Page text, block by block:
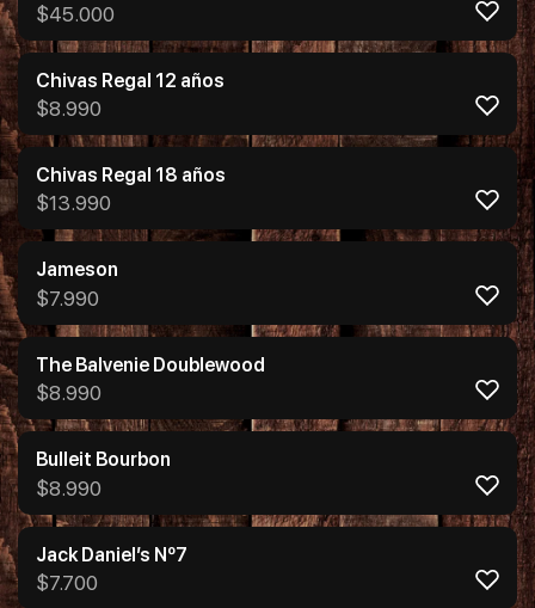
$45.000
Chivas Regal 12 años
$8.990
Chivas Regal 18 años
$13.990
Jameson
$7.990
The Balvenie Doublewood
$8.990
Bulleit Bourbon
$8.990
Jack Daniel’s Nº7
$7.700